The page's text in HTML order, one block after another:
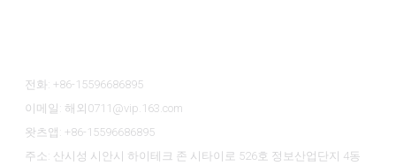
전화: +86-15596686895
이메일: 해외0711@vip.163.com
왓츠앱: +86-15596686895
주소: 산시성 시안시 하이테크 존 시타이로 526호 정보산업단지 4동